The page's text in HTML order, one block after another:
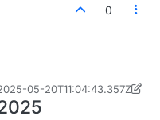
0
05-20T11:04:43.357Z